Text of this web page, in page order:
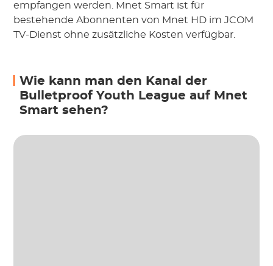
empfangen werden. Mnet Smart ist für
bestehende Abonnenten von Mnet HD im JCOM
TV-Dienst ohne zusätzliche Kosten verfügbar.
Wie kann man den Kanal der
Bulletproof Youth League auf Mnet
Smart sehen?